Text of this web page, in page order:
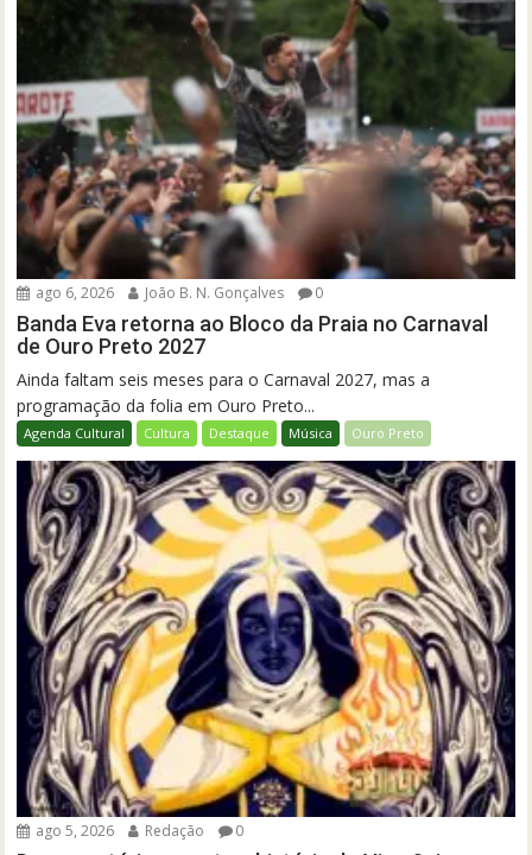
ago 6, 2026 João B. N. Gonçalves 0
Banda Eva retorna ao Bloco da Praia no Carnaval
de Ouro Preto 2027
Ainda faltam seis meses para o Carnaval 2027, mas a
programação da folia em Ouro Preto...
Agenda Cultural Cultura Destaque Música Ouro Preto
ago 5, 2026 Redação 0